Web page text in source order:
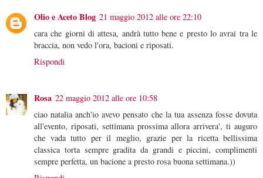
Olio e Aceto Blog 21 maggio 2012 alle ore 22:10
cara che giorni di attesa, andrà tutto bene e presto lo avrai tra le
braccia, non vedo l'ora, bacioni e riposati.
Rispondi
Rosa 22 maggio 2012 alle ore 10:58
ciao natalia anch'io avevo pensato che la tua assenza fosse dovuta
all'evento, riposati, settimana prossima allora arrivera', ti auguro
che vada tutto per il meglio, grazie per la ricetta bellissima
classica torta sempre gradita da grandi e piccini, complimenti
sempre perfetta, un bacione a presto rosa buona settimana.))